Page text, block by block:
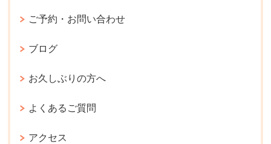
ご予約・お問い合わせ
ブログ
お久しぶりの方へ
よくあるご質問
アクセス